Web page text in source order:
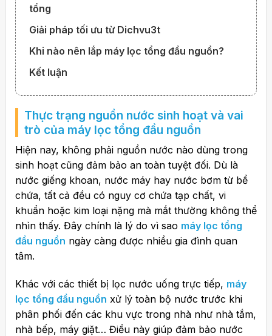
tổng
Giải pháp tối ưu từ Dichvu3t
Khi nào nên lắp máy lọc tổng đầu nguồn?
Kết luận
Thực trạng nguồn nước sinh hoạt và vai
trò của máy lọc tổng đầu nguồn
Hiện nay, không phải nguồn nước nào dùng trong
sinh hoạt cũng đảm bảo an toàn tuyệt đối. Dù là
nước giếng khoan, nước máy hay nước bơm từ bể
chứa, tất cả đều có nguy cơ chứa tạp chất, vi
khuẩn hoặc kim loại nặng mà mắt thường không thể
nhìn thấy. Đây chính là lý do vì sao máy lọc tổng
đầu nguồn ngày càng được nhiều gia đình quan
tâm.
Khác với các thiết bị lọc nước uống trực tiếp, máy
lọc tổng đầu nguồn xử lý toàn bộ nước trước khi
phân phối đến các khu vực trong nhà như nhà tắm,
nhà bếp, máy giặt… Điều này giúp đảm bảo nước